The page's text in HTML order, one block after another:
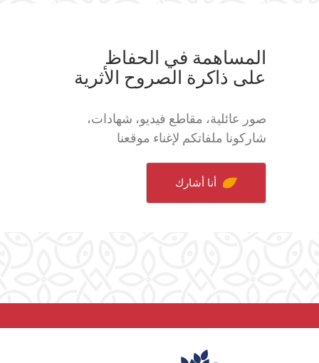
المساهمة في الحفاظ
على ذاكرة الصروح الأثرية
صور عائلية، مقاطع فيديو، شهادات،
شاركونا ملفاتكم لإغناء موقعنا
أنا أشارك